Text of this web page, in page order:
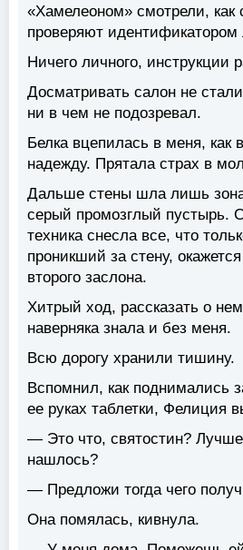
«Хамелеоном» смотрели, как
проверяют идентификатором
Ничего личного, инструкции
Досматривать салон не
ни в чем не подозревал.
Белка вцепилась в меня, как
надежду. Прятала страх в
Дальше стены шла лишь
серый промозглый пустырь.
техника снесла все, что
проникший за стену,
второго заслона.
Хитрый ход, рассказать о
наверняка знала и без меня.
Всю дорогу хранили тишину.
Вспомнил, как поднимались
ее руках таблетки, Фелиция
— Это что, святостин? Лучше
нашлось?
— Предложи тогда чего
Она помялась, кивнула.